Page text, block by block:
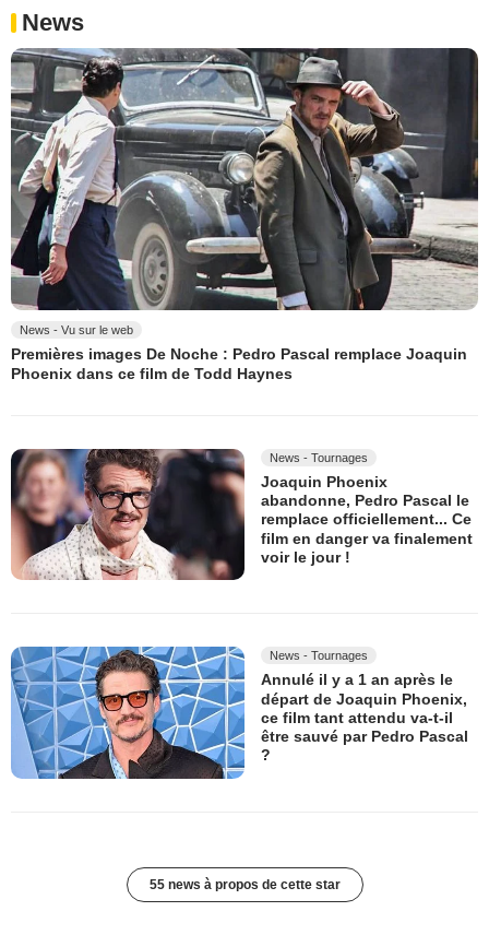
News
News - Vu sur le web
Premières images De Noche : Pedro Pascal remplace Joaquin
Phoenix dans ce film de Todd Haynes
News - Tournages
Joaquin Phoenix
abandonne, Pedro Pascal le
remplace officiellement... Ce
film en danger va finalement
voir le jour !
News - Tournages
Annulé il y a 1 an après le
départ de Joaquin Phoenix,
ce film tant attendu va-t-il
être sauvé par Pedro Pascal
?
55 news à propos de cette star